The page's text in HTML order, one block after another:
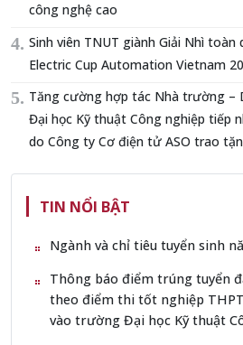
công nghệ cao
Sinh viên TNUT giành Giải Nhì toàn
Electric Cup Automation Vietnam
Tăng cường hợp tác Nhà trường –
Đại học Kỹ thuật Công nghiệp tiếp
do Công ty Cơ điện tử ASO trao
TIN NỔI BẬT
Ngành và chỉ tiêu tuyển sinh
Thông báo điểm trúng tuyển
theo điểm thi tốt nghiệp
vào trường Đại học Kỹ thuật